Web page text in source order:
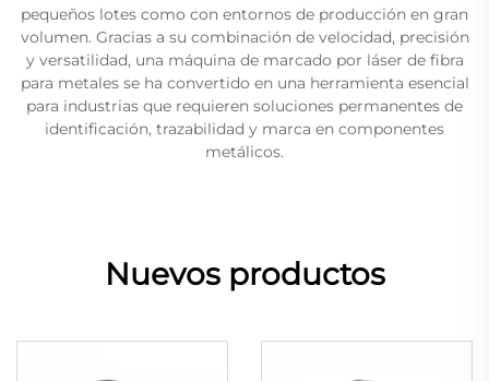
pequeños lotes como con entornos de producción en gran
volumen. Gracias a su combinación de velocidad, precisión
y versatilidad, una máquina de marcado por láser de fibra
para metales se ha convertido en una herramienta esencial
para industrias que requieren soluciones permanentes de
identificación, trazabilidad y marca en componentes
metálicos.
Nuevos productos